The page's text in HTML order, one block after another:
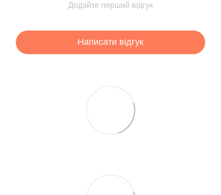
Додайте перший відгук
Написати відгук